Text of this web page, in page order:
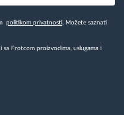
politikom privatnosti. Možete saznati
sa Frotcom proizvodima, uslugama i